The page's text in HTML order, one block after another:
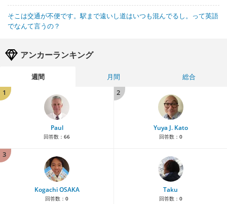
そこは交通が不便です。駅まで遠いし道はいつも混んでるし。って英語
でなんて言うの？
アンカーランキング
週間 月間
総合
1
Paul
回答数： 66
2
Yuya J. Kato
回答数： 0
3
Kogachi OSAKA
回答数： 0
Taku
回答数： 0